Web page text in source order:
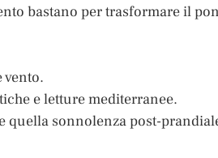
bastano per trasformare il
vento.
e letture mediterranee.
quella sonnolenza post-